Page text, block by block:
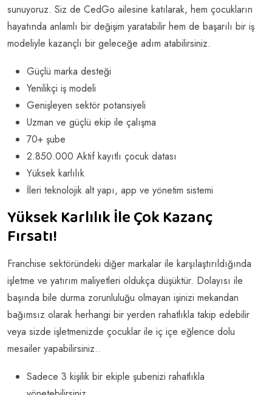
sunuyoruz. Siz de CedGo ailesine katılarak, hem çocukların
hayatında anlamlı bir değişim yaratabilir hem de başarılı bir iş
modeliyle kazançlı bir geleceğe adım atabilirsiniz.
Güçlü marka desteği
Yenilikçi iş modeli
Genişleyen sektör potansiyeli
Uzman ve güçlü ekip ile çalışma
70+ şube
2.850.000 Aktif kayıtlı çocuk datası
Yüksek karlılık
İleri teknolojik alt yapı, app ve yönetim sistemi
Yüksek Karlılık İle Çok Kazanç
Fırsatı!
Franchise sektöründeki diğer markalar ile karşılaştırıldığında
işletme ve yatırım maliyetleri oldukça düşüktür. Dolayısı ile
başında bile durma zorunluluğu olmayan işinizi mekandan
bağımsız olarak herhangi bir yerden rahatlıkla takip edebilir
veya sizde işletmenizde çocuklar ile iç içe eğlence dolu
mesailer yapabilirsiniz..
Sadece 3 kişilik bir ekiple şubenizi rahatlıkla